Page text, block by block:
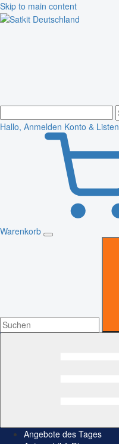
Skip to main content
Hallo, Anmelden Konto & Listen
Warenkorb
Angebote des Tages